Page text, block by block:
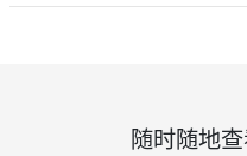
随时随地